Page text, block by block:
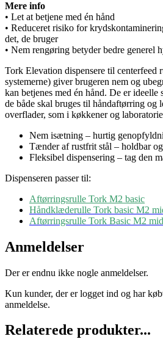
Mere info
• Let at betjene med én hånd
• Reduceret risiko for
det, de bruger
• Nem rengøring betyder bedre generel
Tork Elevation dispensere til centerfeed
systemerne) giver brugeren nem og
kan betjenes med én hånd. De er ideelle
de både skal bruges til håndaftørring og
overflader, som i køkkener og
Nem isætning – hurtig
Tænder af rustfrit stål – holdbar
Fleksibel dispensering – tag den
Dispenseren passer til:
Aftørringsrulle Tork M2 basic
Håndklæderulle Tork basic M2
Aftørringsrulle Tork Basic M2
Anmeldelser
Der er endnu ikke nogle anmeldelser.
Kun kunder, der er logget ind og har
anmeldelse.
Relaterede produkter...